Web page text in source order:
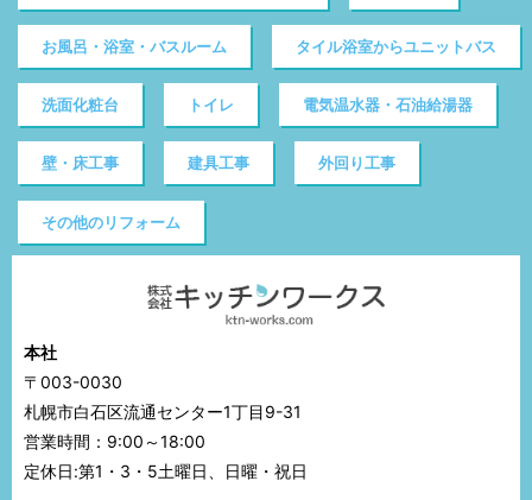
お風呂・浴室・バスルーム タイル浴室からユニットバス
洗面化粧台 トイレ 電気温水器・石油給湯器
壁・床工事 建具工事 外回り工事
その他のリフォーム
本社
〒003-0030
札幌市白石区流通センター1丁目9-31
営業時間：9:00～18:00
定休日:第1・3・5土曜日、日曜・祝日